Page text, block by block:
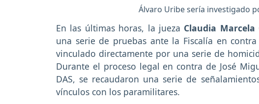
Álvaro Uribe sería investigado
En las últimas horas, la jueza Claudia Marcela
una serie de pruebas ante la Fiscalía en
vinculado directamente por una serie de
Durante el proceso legal en contra de José
DAS, se recaudaron una serie de
vínculos con los paramilitares.